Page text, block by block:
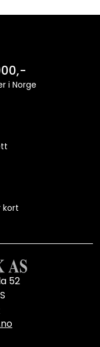
i Norge
kort
52